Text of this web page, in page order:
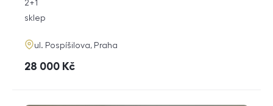
rozměry
2+1
funkce
sklep
adresa
ul. Pospíšilova, Praha
cena
28 000 Kč